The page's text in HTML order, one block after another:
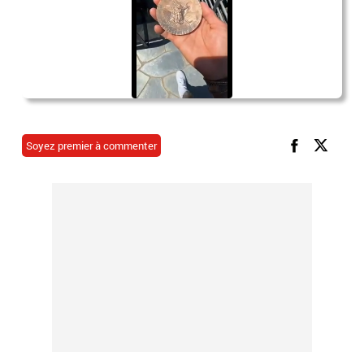
Soyez premier à commenter